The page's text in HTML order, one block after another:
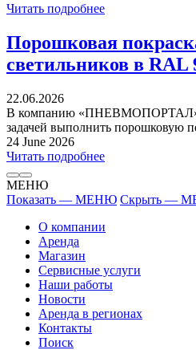
Читать подробнее
Порошковая
светильников в RAL
22.06.2026
В компанию «ПНЕВМОПОРТАЛ»
задачей выполнить порошковую
24 June 2026
Читать подробнее
МЕНЮ
Показать — МЕНЮ Скрыть —
О компании
Аренда
Магазин
Сервисные услуги
Наши работы
Новости
Аренда в регионах
Контакты
Поиск